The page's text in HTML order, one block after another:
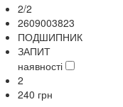
2/2
2609003823
ПОДШИПНИК
ЗАПИТ
наявності
2
240 грн